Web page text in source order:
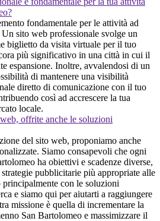
fondamentale per le attività ad
sito web professionale svolge un
biglietto da visita virtuale per il tuo
più significativo in una città in cui il
espansione. Inoltre, avvalendosi di un
di mantenere una visibilità
diretto di comunicazione con il tuo
così ad accrescere la tua
locale.
offrite anche le soluzioni
del sito web, proponiamo anche
Siamo consapevoli che ogni
ha obiettivi e scadenze diverse,
pubblicitarie più appropriate alle
con le soluzioni
e siamo qui per aiutarti a raggiungere
missione è quella di incrementare la
San Bartolomeo e massimizzare il